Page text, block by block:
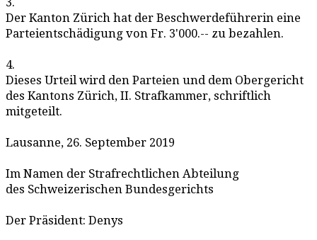
Der Kanton Zürich hat der Beschwerdeführerin eine
Parteientschädigung von Fr. 3'000.-- zu bezahlen.
4.
Dieses Urteil wird den Parteien und dem Obergericht
des Kantons Zürich, II. Strafkammer, schriftlich
mitgeteilt.
Lausanne, 26. September 2019
Im Namen der Strafrechtlichen Abteilung
des Schweizerischen Bundesgerichts
Der Präsident: Denys